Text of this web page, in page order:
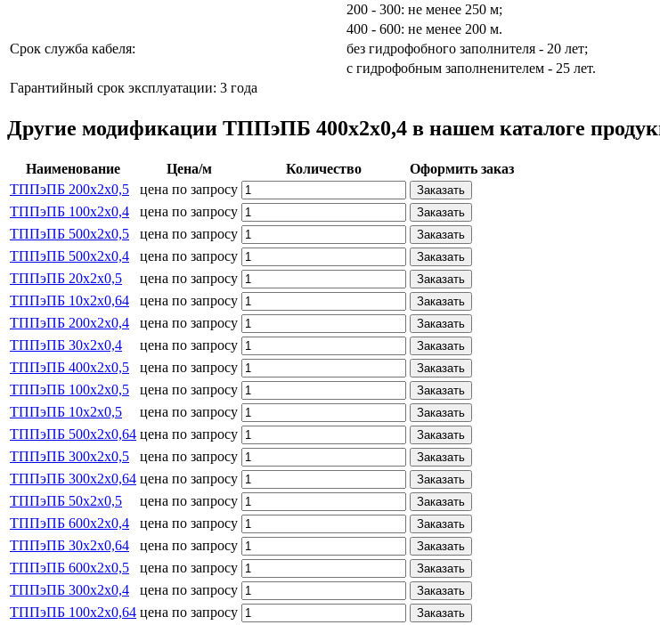
200 - 300: не менее 250 м;
400 - 600: не менее 200 м.
Срок служба кабеля:
без гидрофобного заполнителя - 20 лет;
с гидрофобным заполненителем - 25 лет.
Гарантийный срок эксплуатации: 3 года
Другие модификации ТППэПБ 400х2х0,4 в нашем каталоге
Наименование Цена/м Количество
Оформить заказ
ТППэПБ 200х2х0,5
цена по запросу Заказать
ТППэПБ 100х2х0,4 цена по запросу Заказать
ТППэПБ 500х2х0,5 цена по запросу Заказать
ТППэПБ 500х2х0,4 цена по запросу Заказать
ТППэПБ 20х2х0,5 цена по запросу Заказать
ТППэПБ 10х2х0,64 цена по запросу Заказать
ТППэПБ 200х2х0,4 цена по запросу Заказать
ТППэПБ 30х2х0,4 цена по запросу Заказать
ТППэПБ 400х2х0,5 цена по запросу Заказать
ТППэПБ 100х2х0,5 цена по запросу Заказать
ТППэПБ 10х2х0,5 цена по запросу Заказать
ТППэПБ 500х2х0,64 цена по запросу Заказать
ТППэПБ 300х2х0,5 цена по запросу Заказать
ТППэПБ 300х2х0,64 цена по запросу Заказать
ТППэПБ 50х2х0,5 цена по запросу Заказать
ТППэПБ 600х2х0,4 цена по запросу Заказать
ТППэПБ 30х2х0,64 цена по запросу Заказать
ТППэПБ 600х2х0,5 цена по запросу Заказать
ТППэПБ 300х2х0,4 цена по запросу Заказать
ТППэПБ 100х2х0,64 цена по запросу Заказать